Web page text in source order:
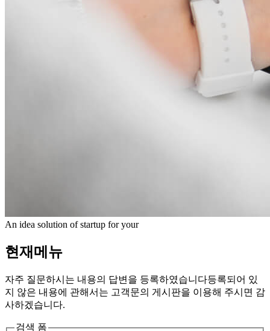
An idea solution of startup for your
현재메뉴
자주 질문하시는 내용의 답변을 등록하였습니다등록되어 있
지 않은 내용에 관해서는 고객문의 게시판을 이용해 주시면 감
사하겠습니다.
검색 폼